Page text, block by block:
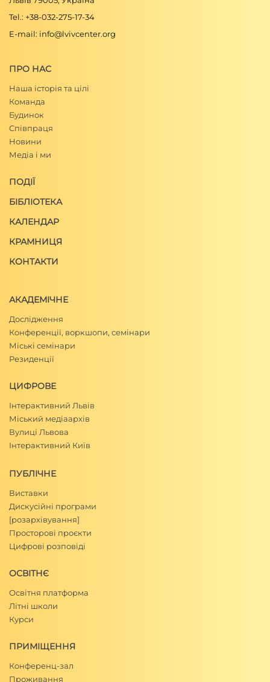
Tel.: +38-032-275-17-34
E-mail: info@lvivcenter.org
ПРО НАС
Наша історія та цілі
Команда
Будинок
Співпраця
Новини
Медіа і ми
ПОДІЇ
БІБЛІОТЕКА
КАЛЕНДАР
КРАМНИЦЯ
КОНТАКТИ
АКАДЕМІЧНЕ
Дослідження
Конференції, воркшопи, семінари
Міські семінари
Резиденції
ЦИФРОВЕ
Інтерактивний Львів
Міський медіаархів
Вулиці Львова
Інтерактивний Київ
ПУБЛІЧНЕ
Виставки
Дискусійні програми
[розархівування]
Просторові проєкти
Цифрові розповіді
ОСВІТНЄ
Освітня платформа
Літні школи
Курси
ПРИМІЩЕННЯ
Конференц-зал
Проживання